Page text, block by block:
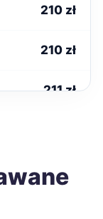
210 zł
210 zł
211 zł
212 zł